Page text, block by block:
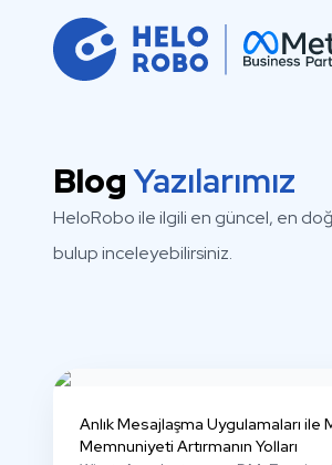
BlogYazılarımız
HeloRobo ile ilgili en güncel, en
bulup inceleyebilirsiniz.
Anlık Mesajlaşma Uygulamaları ile
Memnuniyeti Artırmanın Yolları